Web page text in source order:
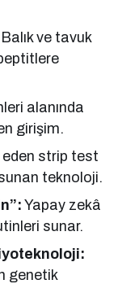
Balık ve tavuk
alanında
girişim.
strip test
teknoloji.
Yapay zekâ
sunar.
genetik